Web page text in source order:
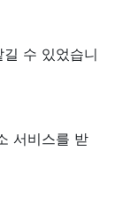
수 있었습니
서비스를 받